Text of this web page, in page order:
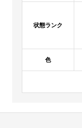
状態ランク
色